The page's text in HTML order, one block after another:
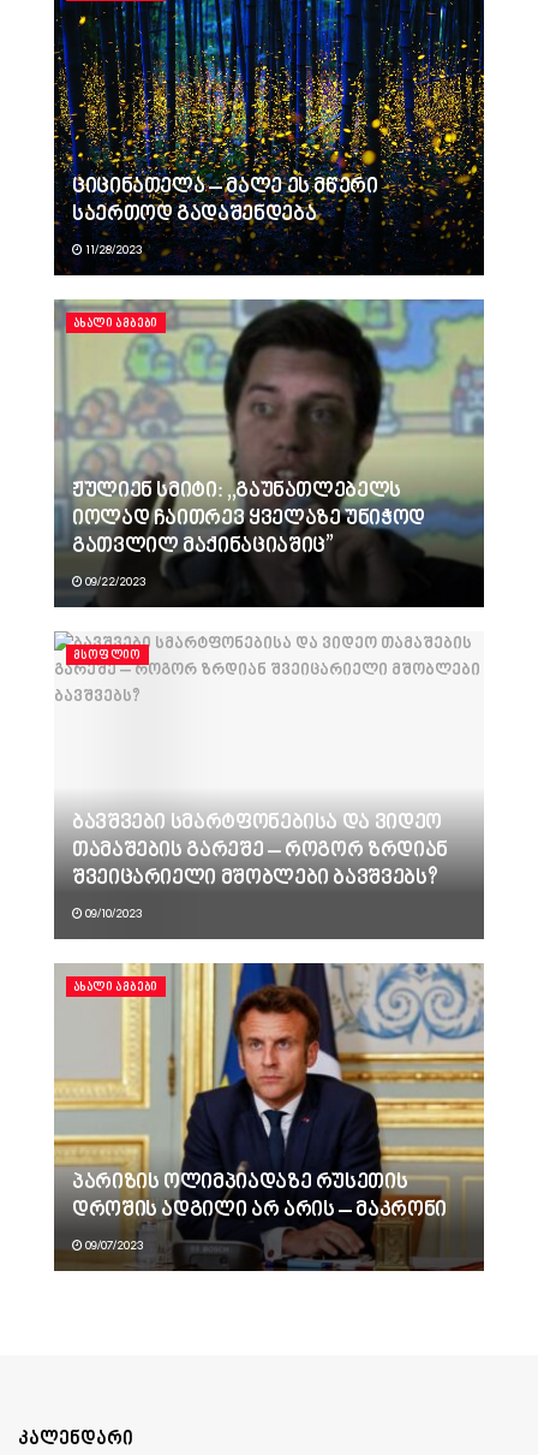
ციცინათელა – მალე ეს მწერი
საერთოდ გადაშენდება
11/28/2023
ᲐᲮᲐᲚᲘ ᲐᲛᲑᲔᲑᲘ
ჟულიენ სმიტი: ,,გაუნათლებელს
იოლად ჩაითრევ ყველაზე უნიჭოდ
გათვლილ მაქინაციაშიც”
09/22/2023
ᲛᲡᲝᲤᲚᲘᲝ
ბავშვები სმარტფონებისა და ვიდეო
თამაშების გარეშე – როგორ ზრდიან
შვეიცარიელი მშობლები ბავშვებს?
09/10/2023
ᲐᲮᲐᲚᲘ ᲐᲛᲑᲔᲑᲘ
პარიზის ოლიმპიადაზე რუსეთის
დროშის ადგილი არ არის – მაკრონი
09/07/2023
კალენდარი